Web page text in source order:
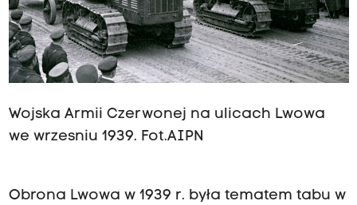
Wojska Armii Czerwonej na ulicach Lwowa
we wrzesniu 1939. Fot.AIPN
Obrona Lwowa w 1939 r. była tematem tabu w